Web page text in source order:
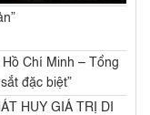
Chí Minh – Tổng
đặc biệt”
HUY GIÁ TRỊ DI